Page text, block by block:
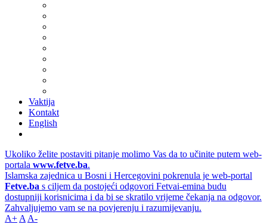
Vaktija
Kontakt
English
Ukoliko želite postaviti pitanje molimo Vas da to učinite putem web-
portala www.fetve.ba.
Islamska zajednica u Bosni i Hercegovini pokrenula je web-portal
Fetve.ba s ciljem da postojeći odgovori Fetvai-emina budu
dostupniji korisnicima i da bi se skratilo vrijeme čekanja na odgovor.
Zahvaljujemo vam se na povjerenju i razumijevanju.
A+ A A-